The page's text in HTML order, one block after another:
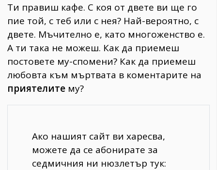
Ти правиш кафе. С коя от двете ви ще го
пие той, с теб или с нея? Най-вероятно, с
двете. Мъчително е, като многоженство е.
А ти така не можеш. Как да приемеш
постовете му-спомени? Как да приемеш
любовта към мъртвата в коментарите на
приятелите му?
Ако нашият сайт ви харесва,
можете да се абонирате за
седмичния ни нюзлетър тук: